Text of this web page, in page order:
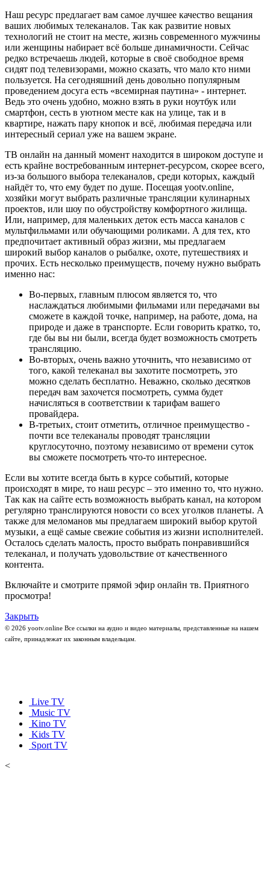
Наш ресурс предлагает вам самое лучшее качество вещания
ваших любимых телеканалов. Так как развитие новых
технологий не стоит на месте, жизнь современного мужчины
или женщины набирает всё больше динамичности. Сейчас
редко встречаешь людей, которые в своё свободное время
сидят под телевизорами, можно сказать, что мало кто ними
пользуется. На сегодняшний день довольно популярным
проведением досуга есть «всемирная паутина» - интернет.
Ведь это очень удобно, можно взять в руки ноутбук или
смартфон, сесть в уютном месте как на улице, так и в
квартире, нажать пару кнопок и всё, любимая передача или
интересный сериал уже на вашем экране.
ТВ онлайн на данный момент находится в широком доступе и
есть крайне востребованным интернет-ресурсом, скорее всего,
из-за большого выбора телеканалов, среди которых, каждый
найдёт то, что ему будет по душе. Посещая yootv.online,
хозяйки могут выбрать различные трансляции кулинарных
проектов, или шоу по обустройству комфортного жилища.
Или, например, для маленьких деток есть масса каналов с
мультфильмами или обучающими роликами. А для тех, кто
предпочитает активный образ жизни, мы предлагаем
широкий выбор каналов о рыбалке, охоте, путешествиях и
прочих. Есть несколько преимуществ, почему нужно выбрать
именно нас:
Во-первых, главным плюсом является то, что
наслаждаться любимыми фильмами или передачами вы
сможете в каждой точке, например, на работе, дома, на
природе и даже в транспорте. Если говорить кратко, то,
где бы вы ни были, всегда будет возможность смотреть
трансляцию.
Во-вторых, очень важно уточнить, что независимо от
того, какой телеканал вы захотите посмотреть, это
можно сделать бесплатно. Неважно, сколько десятков
передач вам захочется посмотреть, сумма будет
начисляться в соответствии к тарифам вашего
провайдера.
В-третьих, стоит отметить, отличное преимущество -
почти все телеканалы проводят трансляции
круглосуточно, поэтому независимо от времени суток
вы сможете посмотреть что-то интересное.
Если вы хотите всегда быть в курсе событий, которые
происходят в мире, то наш ресурс – это именно то, что нужно.
Так как на сайте есть возможность выбрать канал, на котором
регулярно транслируются новости со всех уголков планеты. А
также для меломанов мы предлагаем широкий выбор крутой
музыки, а ещё самые свежие события из жизни исполнителей.
Осталось сделать малость, просто выбрать понравившийся
телеканал, и получать удовольствие от качественного
контента.
Включайте и смотрите прямой эфир онлайн тв. Приятного
просмотра!
Закрыть
© 2026 yootv.online Все ссылки на аудио и видео материалы, представленные на нашем
сайте, принадлежат их законным владельцам.
Live TV
Music TV
Kino TV
Kids TV
Sport TV
<